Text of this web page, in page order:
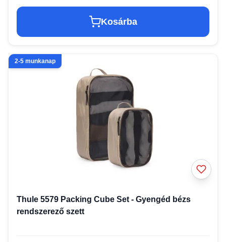
Kosárba
2-5 munkanap
Thule 5579 Packing Cube Set - Gyengéd bézs
rendszerező szett